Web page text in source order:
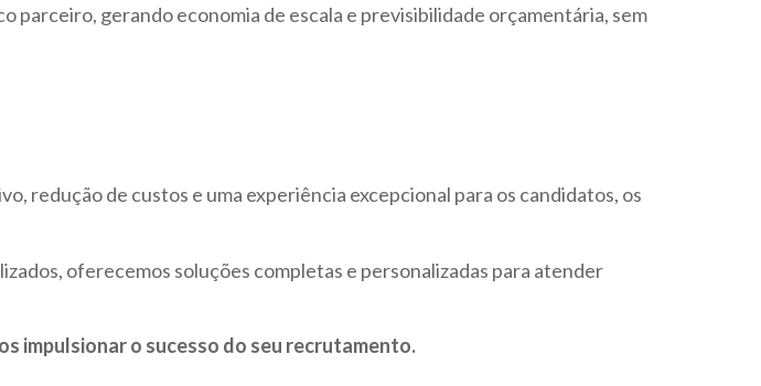
parceiro, gerando economia de escala e previsibilidade orçamentária, sem
redução de custos e uma experiência excepcional para os candidatos, os
oferecemos soluções completas e personalizadas para atender
impulsionar o sucesso do seu recrutamento.